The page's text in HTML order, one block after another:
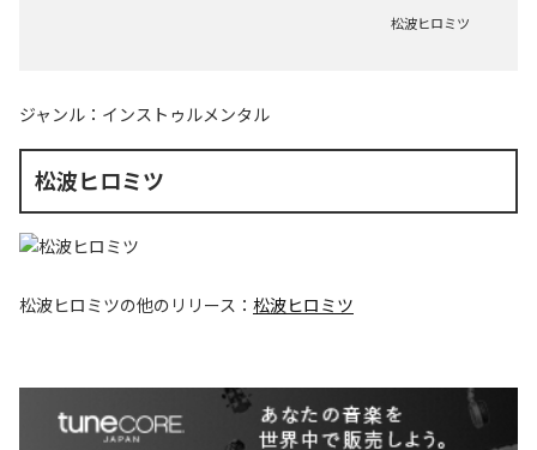
松波ヒロミツ
ジャンル： インストゥルメンタル
松波ヒロミツ
松波ヒロミツの他のリリース： 松波ヒロミツ